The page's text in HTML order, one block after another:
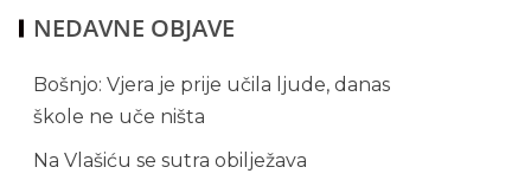
NEDAVNE OBJAVE
Bošnjo: Vjera je prije učila ljude, danas
škole ne uče ništa
Na Vlašiću se sutra obilježava